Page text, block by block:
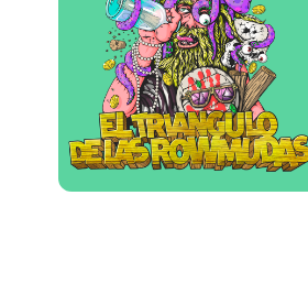
Síguenos en tiktok
Síguenos en facebook
Síguenos en instagram
Síguenos en twitter
Síguenos en linkedin
Síguenos en youtube
Política de Privacidad
Política de Cookies
Aviso Legal
Política de Sostenibilidad